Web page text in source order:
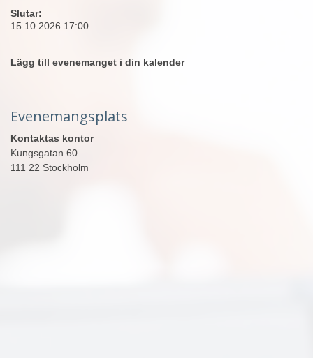
Slutar:
15.10.2026 17:00
Lägg till evenemanget i din kalender
Evenemangsplats
Kontaktas kontor
Kungsgatan 60
111 22 Stockholm